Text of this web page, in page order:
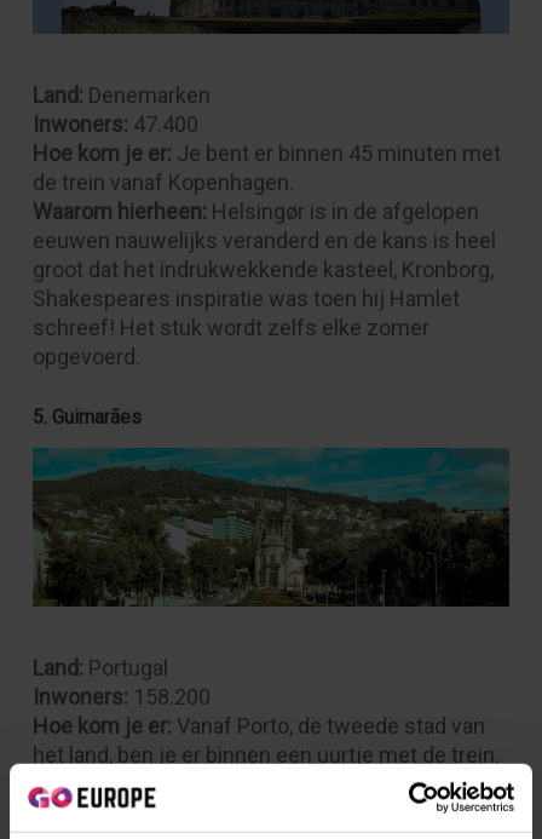
Land: Denemarken
Inwoners: 47.400
Hoe kom je er: Je bent er binnen 45 minuten met
de trein vanaf Kopenhagen.
Waarom hierheen: Helsingør is in de afgelopen
eeuwen nauwelijks veranderd en de kans is heel
groot dat het indrukwekkende kasteel, Kronborg,
Shakespeares inspiratie was toen hij Hamlet
schreef! Het stuk wordt zelfs elke zomer
opgevoerd.
5. Guimarães
Land: Portugal
Inwoners: 158.200
Hoe kom je er: Vanaf Porto, de tweede stad van
het land, ben je er binnen een uurtje met de trein.
Waarom hierheen:
De prachtige binnenstad is
onderdeel van het UNESCO Werelderfgoed. En als